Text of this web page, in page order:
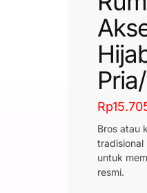
Rp
Bros atau
untuk
resmi.